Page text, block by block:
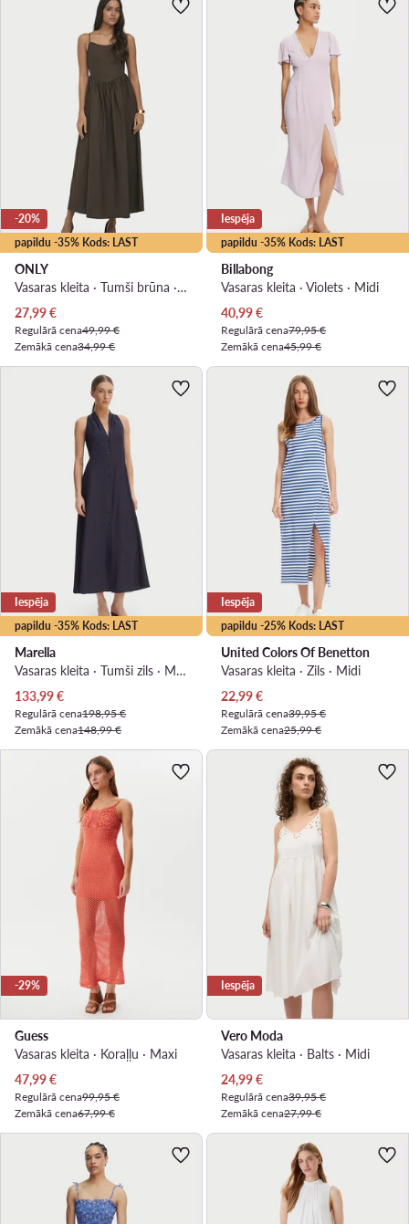
papildu -35% Kods: LAST
-20%
ONLY
Vasaras kleita · Tumši brūna · Midi
Pašreizējā cena
27,99€
Regulārā cena49,99 €
Zemākā cena34,99 €
papildu -35% Kods: LAST
Iespēja
Billabong
Vasaras kleita · Violets · Midi
Pašreizējā cena
40,99€
Regulārā cena79,95 €
Zemākā cena45,99 €
papildu -35% Kods: LAST
Iespēja
Marella
Vasaras kleita · Tumši zils · Maxi
Pašreizējā cena
133,99€
Regulārā cena198,95 €
Zemākā cena148,99 €
papildu -25% Kods: LAST
Iespēja
United Colors Of Benetton
Vasaras kleita · Zils · Midi
Pašreizējā cena
22,99€
Regulārā cena39,95 €
Zemākā cena25,99 €
-29%
Guess
Vasaras kleita · Koraļļu · Maxi
Pašreizējā cena
47,99€
Regulārā cena99,95 €
Zemākā cena67,99 €
Iespēja
Vero Moda
Vasaras kleita · Balts · Midi
Pašreizējā cena
24,99€
Regulārā cena39,95 €
Zemākā cena27,99 €